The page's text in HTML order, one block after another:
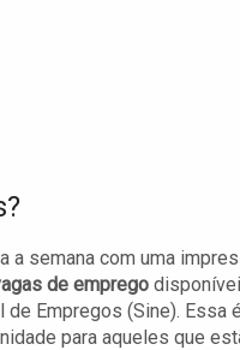
a semana com uma
de emprego
de Empregos (Sine). Essa
para aqueles que